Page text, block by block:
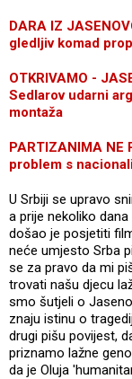
DARA IZ
gledljiv komad
OTKRIVAMO -
Sedlarov udarni
montaža
PARTIZANIMA NE
problem s
U Srbiji se upravo
a prije nekoliko
došao je posjetiti
neće umjesto Srba
se za pravo da mi
trovati našu djecu
smo šutjeli o
znaju istinu o
drugi pišu povijest,
priznamo lažne
da je Oluja